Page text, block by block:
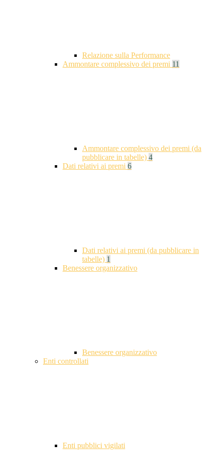
Relazione sulla Performance
Ammontare complessivo dei premi 11
Ammontare complessivo dei premi (da
pubblicare in tabelle) 4
Dati relativi ai premi 6
Dati relativi ai premi (da pubblicare in
tabelle) 1
Benessere organizzativo
Benessere organizzativo
Enti controllati
Enti pubblici vigilati